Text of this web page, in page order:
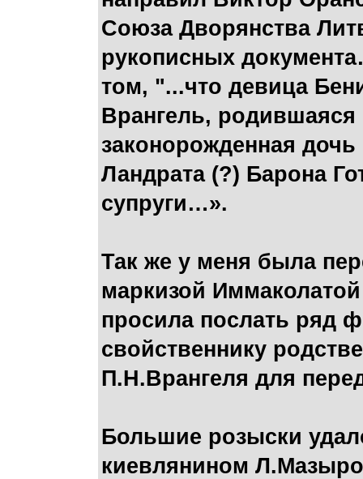
Союза Дворянства
рукописных
том, "...что девица
Врангель, родившаяся
законорожденная
Ландрата (?) Барона
супруги…».
Так же у меня была
маркизой
просила послать ряд
свойственнику
П.Н.Врангеля для
Большие розыски
киевлянином